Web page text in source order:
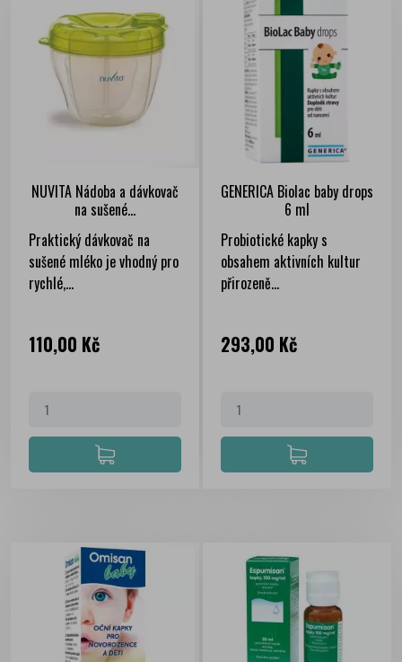
NUVITA Nádoba a dávkovač
na sušené...
Praktický dávkovač na
sušené mléko je vhodný pro
rychlé,...
Cena
110,00 Kč
GENERICA Biolac baby drops
6 ml
Probiotické kapky s
obsahem aktivních kultur
přirozeně...
Cena
293,00 Kč